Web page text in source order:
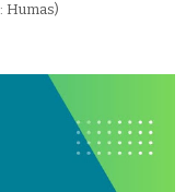
Humas)